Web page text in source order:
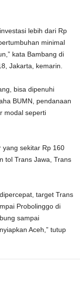
lebih dari Rp
minimal
kata Bambang di
Jakarta, kemarin.
bisa dipenuhi
BUMN, pendanaan
modal seperti
yang sekitar Rp 160
tol Trans Jawa, Trans
target Trans
Probolinggo di
sampai
Aceh,” tutup